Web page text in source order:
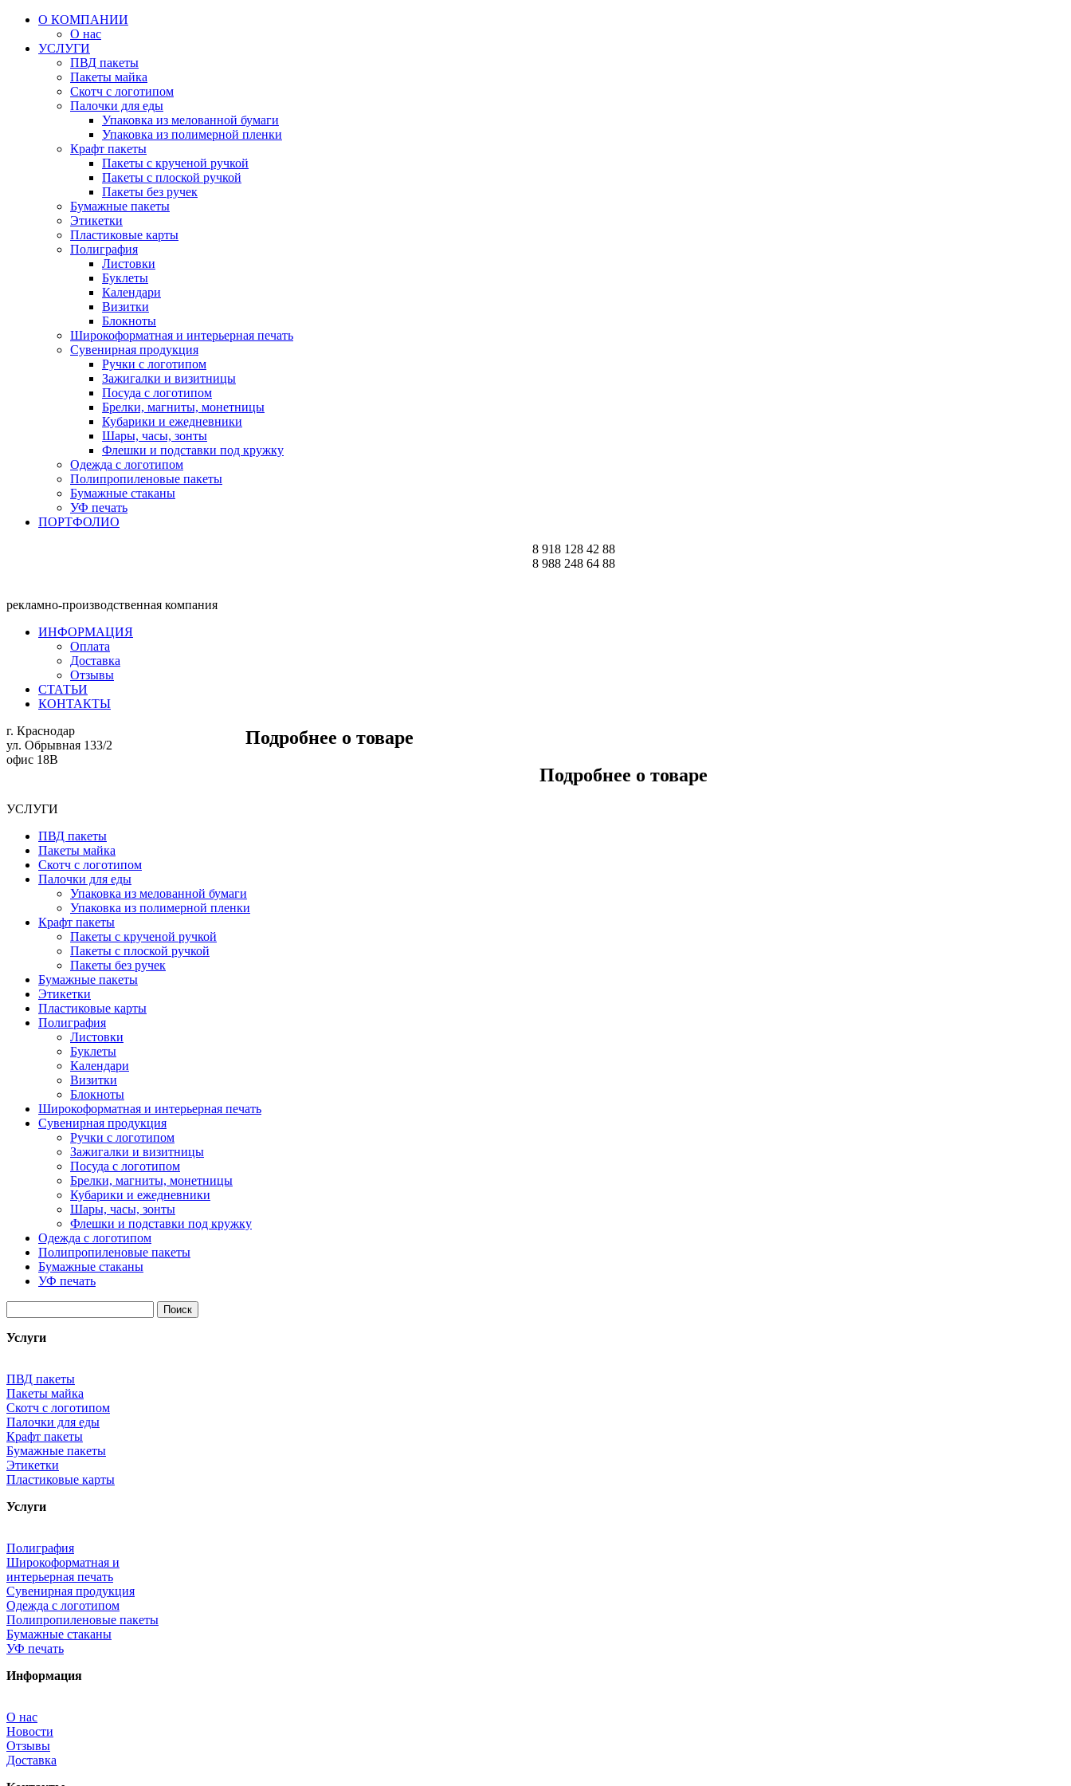
О КОМПАНИИ
О нас
УСЛУГИ
ПВД пакеты
Пакеты майка
Скотч с логотипом
Палочки для еды
Упаковка из мелованной бумаги
Упаковка из полимерной пленки
Крафт пакеты
Пакеты с крученой ручкой
Пакеты с плоской ручкой
Пакеты без ручек
Бумажные пакеты
Этикетки
Пластиковые карты
Полиграфия
Листовки
Буклеты
Календари
Визитки
Блокноты
Широкоформатная и интерьерная печать
Сувенирная продукция
Ручки с логотипом
Зажигалки и визитницы
Посуда с логотипом
Брелки, магниты, монетницы
Кубарики и ежедневники
Шары, часы, зонты
Флешки и подставки под кружку
Одежда с логотипом
Полипропиленовые пакеты
Бумажные стаканы
УФ печать
ПОРТФОЛИО
8 918 128 42 88
8 988 248 64 88
рекламно-производственная компания
ИНФОРМАЦИЯ
Оплата
Доставка
Отзывы
СТАТЬИ
КОНТАКТЫ
г. Краснодар
ул. Обрывная 133/2
офис 18В
Подробнее о товаре
Подробнее о товаре
УСЛУГИ
ПВД пакеты
Пакеты майка
Скотч с логотипом
Палочки для еды
Упаковка из мелованной бумаги
Упаковка из полимерной пленки
Крафт пакеты
Пакеты с крученой ручкой
Пакеты с плоской ручкой
Пакеты без ручек
Бумажные пакеты
Этикетки
Пластиковые карты
Полиграфия
Листовки
Буклеты
Календари
Визитки
Блокноты
Широкоформатная и интерьерная печать
Сувенирная продукция
Ручки с логотипом
Зажигалки и визитницы
Посуда с логотипом
Брелки, магниты, монетницы
Кубарики и ежедневники
Шары, часы, зонты
Флешки и подставки под кружку
Одежда с логотипом
Полипропиленовые пакеты
Бумажные стаканы
УФ печать
Услуги
ПВД пакеты
Пакеты майка
Скотч с логотипом
Палочки для еды
Крафт пакеты
Бумажные пакеты
Этикетки
Пластиковые карты
Услуги
Полиграфия
Широкоформатная и
интерьерная печать
Сувенирная продукция
Одежда с логотипом
Полипропиленовые пакеты
Бумажные стаканы
УФ печать
Информация
О нас
Новости
Отзывы
Доставка